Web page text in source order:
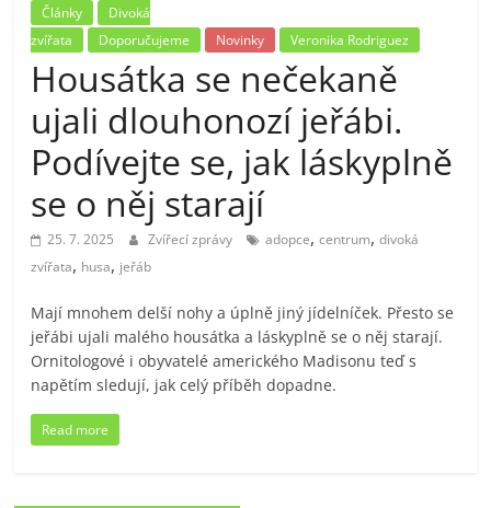
Články
Divoká
zvířata
Doporučujeme Novinky Veronika Rodriguez
Housátka se nečekaně
ujali dlouhonozí jeřábi.
Podívejte se, jak láskyplně
se o něj starají
25. 7. 2025 Zvířecí zprávy adopce,centrum,divoká
zvířata, husa, jeřáb
Mají mnohem delší nohy a úplně jiný jídelníček. Přesto se
jeřábi ujali malého housátka a láskyplně se o něj starají.
Ornitologové i obyvatelé amerického Madisonu teď s
napětím sledují, jak celý příběh dopadne.
Read more